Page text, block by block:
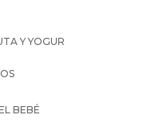
Y YOGUR
BEBÉ